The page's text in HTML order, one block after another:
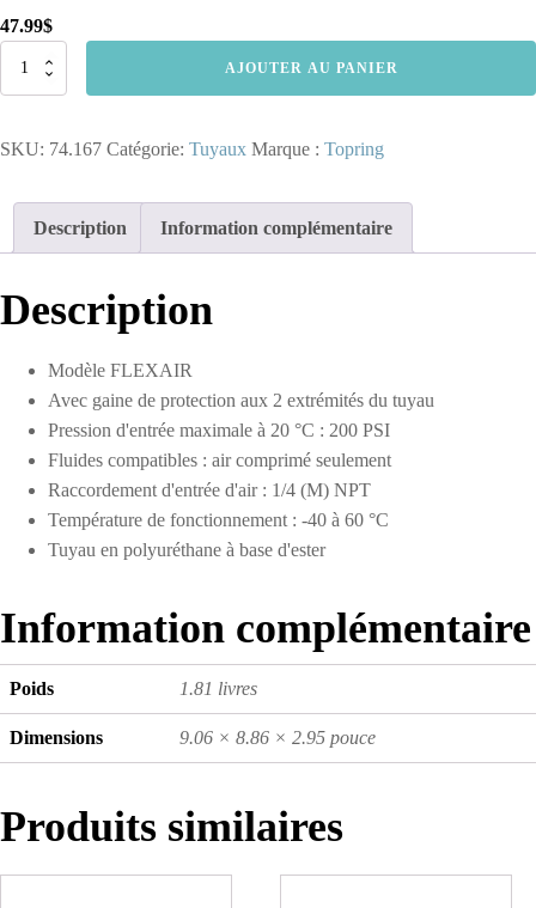
47.99$
quantité
Tuyau
pieds
AJOUTER AU PANIER
SKU: 74.167 Catégorie: Tuyaux Marque : Topring
Description Information complémentaire
Description
Modèle FLEXAIR
Avec gaine de protection aux 2 extrémités du tuyau
Pression d'entrée maximale à 20 °C : 200 PSI
Fluides compatibles : air comprimé seulement
Raccordement d'entrée d'air : 1/4 (M) NPT
Température de fonctionnement : -40 à 60 °C
Tuyau en polyuréthane à base d'ester
Information complémentaire
Poids 1.81 livres
Dimensions 9.06 × 8.86 × 2.95 pouce
Produits similaires